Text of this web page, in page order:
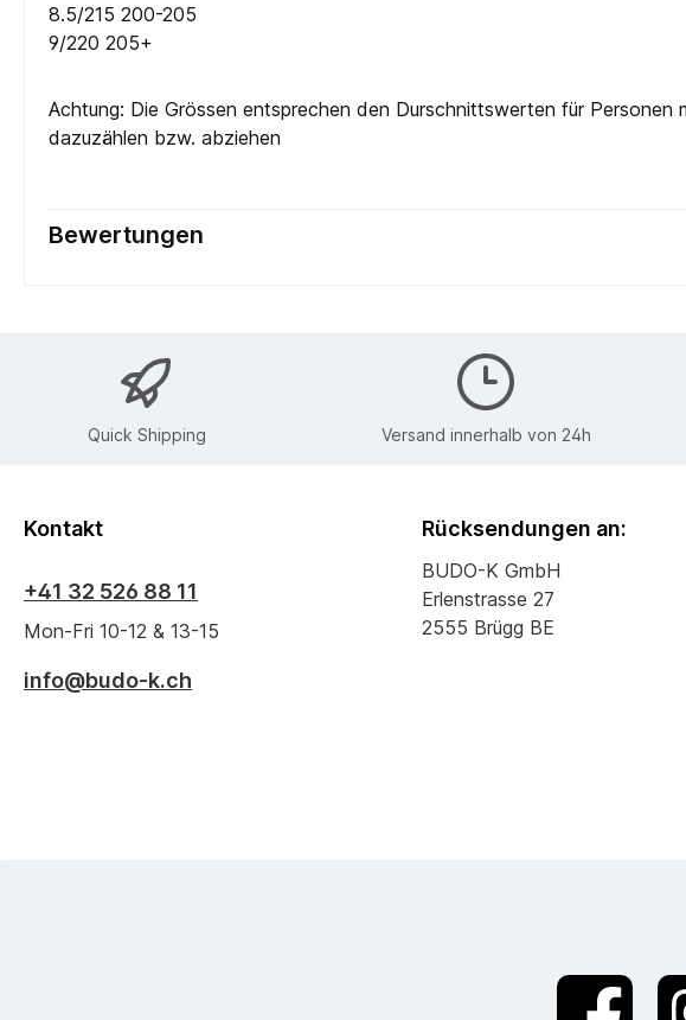
8.5/215 200-205
9/220 205+
Achtung: Die Grössen entsprechen den Durschnittswerten für
dazuzählen bzw. abziehen
Bewertungen
Quick Shipping Versand innerhalb von 24h
Kontakt
+41 32 526 88 11
Mon-Fri 10-12 & 13-15
info@budo-k.ch
Rücksendungen an:
BUDO-K GmbH
Erlenstrasse 27
2555 Brügg BE